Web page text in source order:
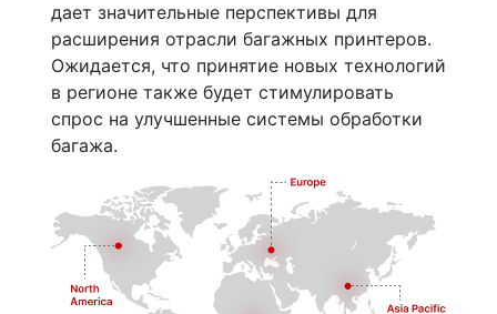
дает значительные перспективы для
расширения отрасли багажных принтеров.
Ожидается, что принятие новых технологий
в регионе также будет стимулировать
спрос на улучшенные системы обработки
багажа.